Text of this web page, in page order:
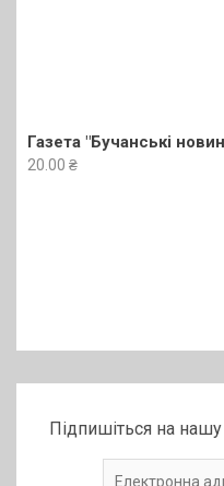
Газета "Бучанські
20.00 ₴
Підпишіться на